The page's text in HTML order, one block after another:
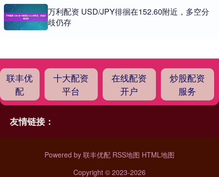
万利配资 USD/JPY徘徊在152.60附近，多空分
歧仍存
联丰优
配
十大配资
平台
在线配资
开户
炒股配资
服务
友情链接：
Powered by 联丰优配 RSS地图 HTML地图
Copyright © 2023-2026